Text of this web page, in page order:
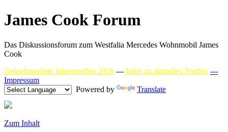
James Cook Forum
Das Diskussionsforum zum Westfalia Mercedes Wohnmobil James
Cook
Teilnehmerliste Jahrestreffen 2026 --- Infos zu aktuellen Treffen ---
Impressum
Powered by
Translate
Zum Inhalt